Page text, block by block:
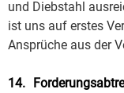
und Diebstahl
ist uns auf erstes
Ansprüche aus der
14.